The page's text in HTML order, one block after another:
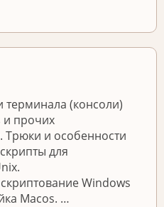
(консоли)
и прочих
Трюки и особенности
для
Windows
Macos. …